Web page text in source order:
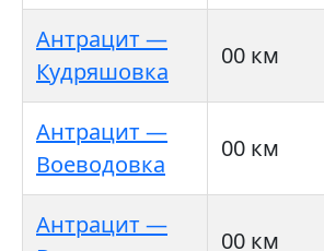
Антрацит —
Кудряшовка
00 км
Антрацит —
Воеводовка
00 км
Антрацит —
00 км